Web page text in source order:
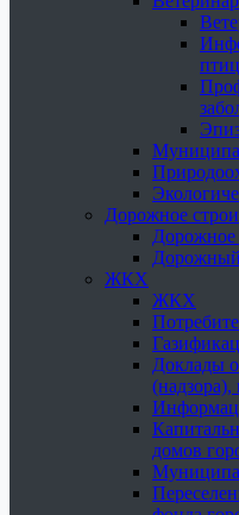
птиц
Дорожное
Дорожное
ЖКХ
ЖКХ
Доклады о
домов